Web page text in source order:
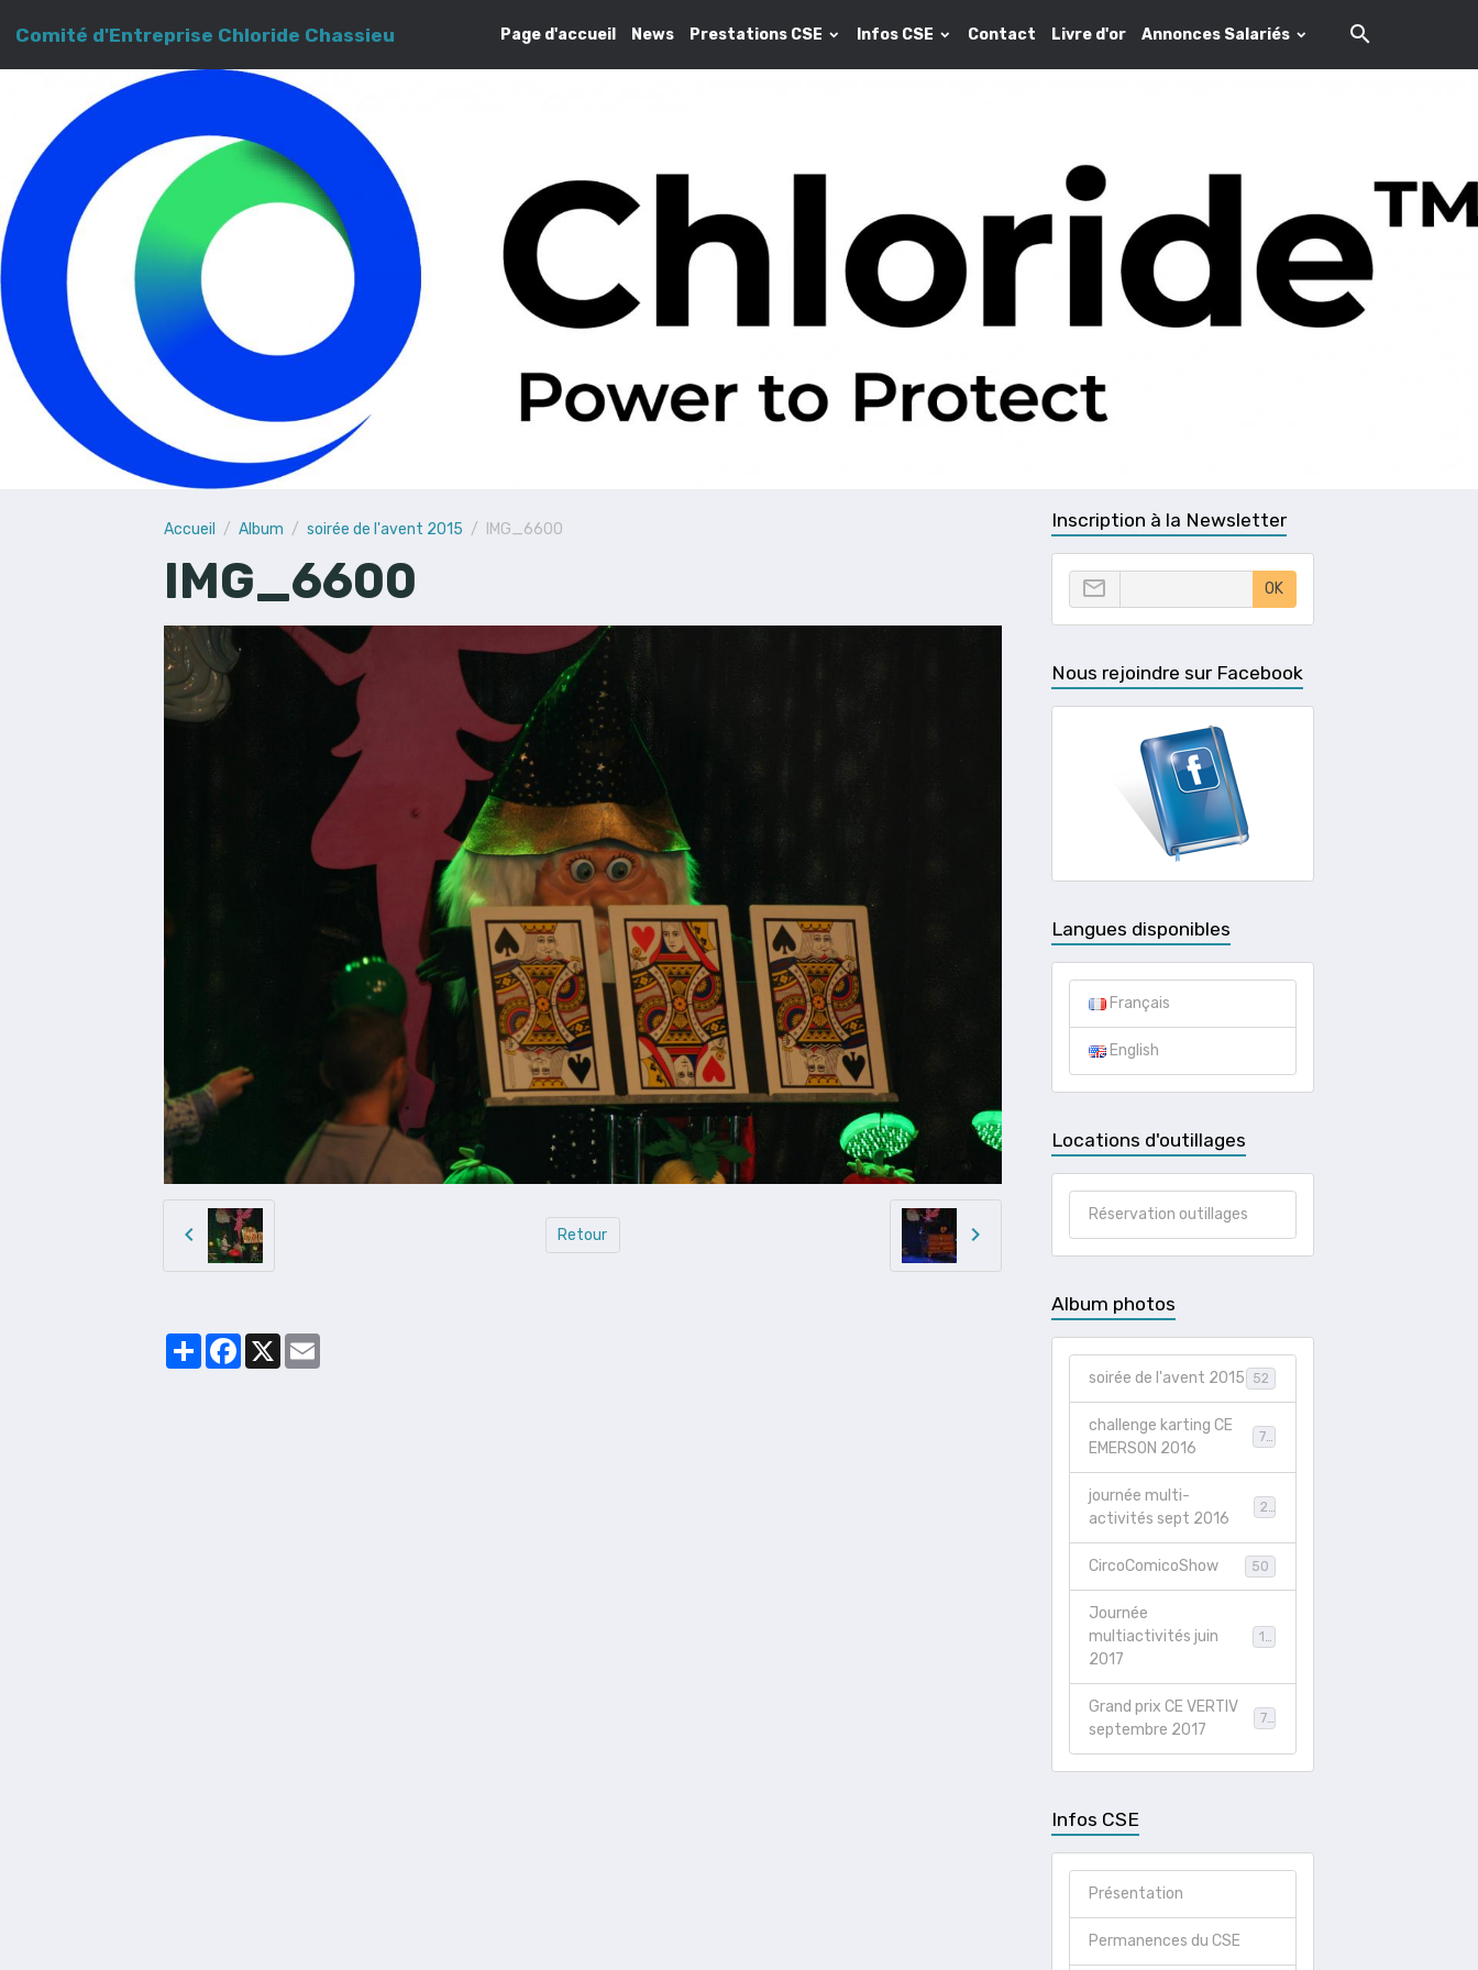
Comité d'Entreprise Chloride Chassieu Page d'accueil News Prestations CSE Infos CSE Contact Livre d'or Annonces Salariés
Accueil Album soirée de l'avent 2015 IMG_6600
IMG_6600
Retour
PartagerFacebook
X
Inscription à la Newsletter
OK
Nous rejoindre sur Facebook
Langues disponibles
Français
English
Locations d'outillages
Réservation outillages
Album photos
soirée de l'avent 2015 52
challenge karting CE
EMERSON 2016
73
journée multi-
activités sept 2016
21
CircoComicoShow 50
Journée
multiactivités juin
2017
Grand prix CE VERTIV
septembre 2017
78
Infos CSE
Présentation
Permanences du CSE